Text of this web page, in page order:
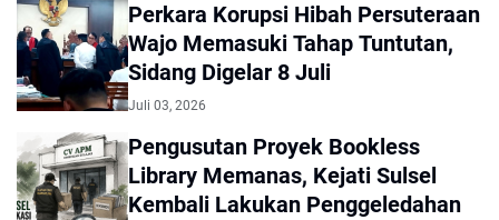
Perkara Korupsi Hibah Persuteraan
Wajo Memasuki Tahap Tuntutan,
Sidang Digelar 8 Juli
Juli 03, 2026
Pengusutan Proyek Bookless
Library Memanas, Kejati Sulsel
Kembali Lakukan Penggeledahan